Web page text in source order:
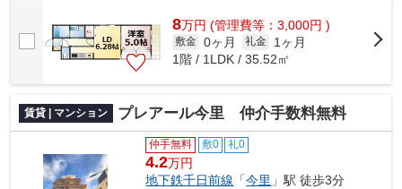
8万円 (管理費等：3,000円 )
敷金 0ヶ月 礼金
1ヶ月
1階 / 1LDK / 35.52㎡
賃貸 | マンション プレアール今里 仲介手数料無料
仲手無料 敷0 礼0
4.2万円
地下鉄千日前線 「今里 」駅 徒歩3分